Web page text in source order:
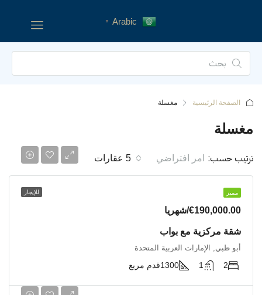
Arabic
▼
الصفحة الرئيسية مغسلة
مغسلة
5 عقارات ترتيب حسب: امر افتراضي
مميز للإيجار شقة
€190,000.00/شهريا
شقة مركزية مع بواب
أبو ظبي, الإمارات العربية المتحدة
2
1
1300قدم مربع